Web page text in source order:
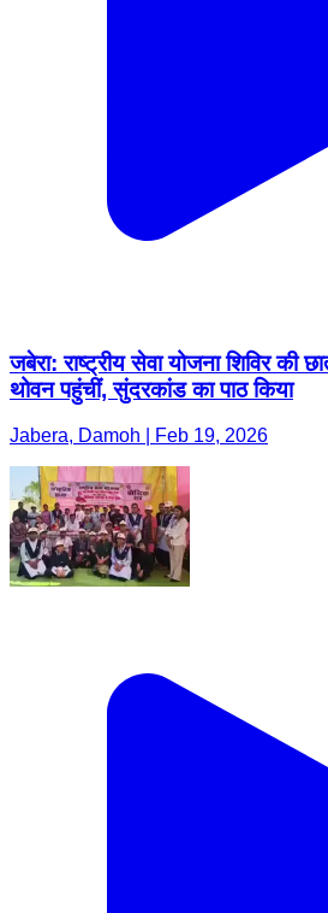
जबेरा: राष्ट्रीय सेवा योजना शिविर की
थोवन पहुंचीं, सुंदरकांड का पाठ किया
Jabera, Damoh | Feb 19, 2026